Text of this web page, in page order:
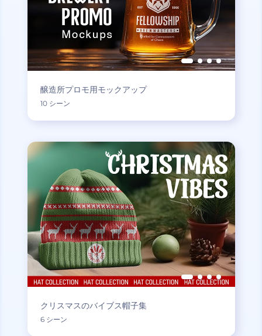
醸造所プロモ用モックアップ
10 シーン
クリスマスのバイブス帽子集
6 シーン